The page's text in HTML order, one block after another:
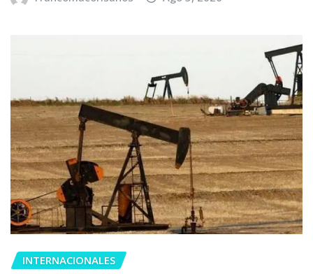
INTERNACIONALES